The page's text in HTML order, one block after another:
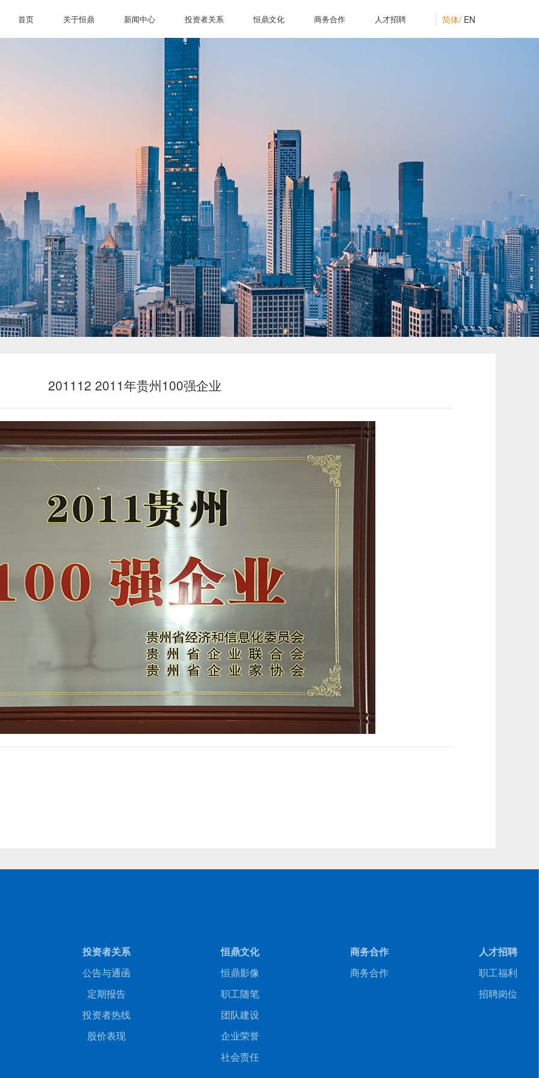
首页
关于恒鼎
新闻中心
投资者关系
恒鼎文化
商务合作
人才招聘
首页 关于恒鼎 新闻中心 投资者关系 恒鼎文化 商务合作 人才招聘 简体/ EN
201112 2011年贵州100强企业
投资者关系
公告与通函
定期报告
投资者热线
股价表现
恒鼎文化
恒鼎影像
职工随笔
团队建设
企业荣誉
社会责任
商务合作
商务合作
人才招聘
职工福利
招聘岗位